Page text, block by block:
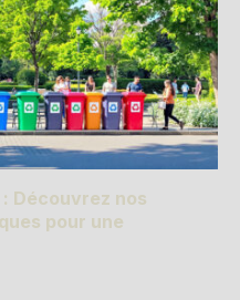
Découvrez nos
pour une